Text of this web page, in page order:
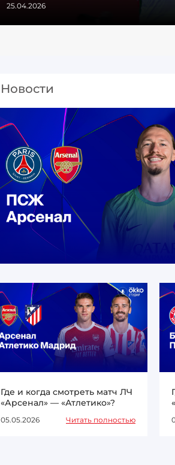
25.04.2026
Новости
Где и когда смотреть матч ЛЧ
«Арсенал» — «Атлетико»?
05.05.2026 Читать полностью